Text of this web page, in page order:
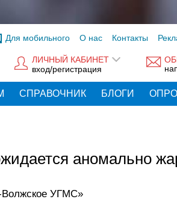
Для мобильного О нас Контакты
ЛИЧНЫЙ КАБИНЕТ
вход/регистрация
СПРАВОЧНИК БЛОГИ
аномально
УГМС»